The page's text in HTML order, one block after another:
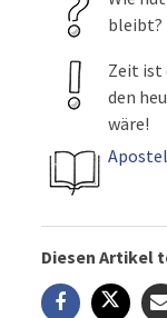
bleibt?
Zeit ist
den
wäre!
Diesen Artikel